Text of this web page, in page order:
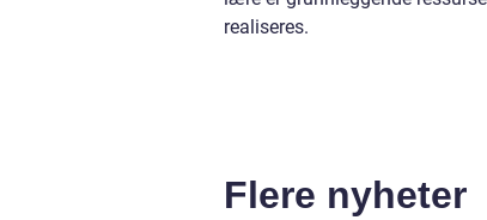
realiseres.
Flere nyheter